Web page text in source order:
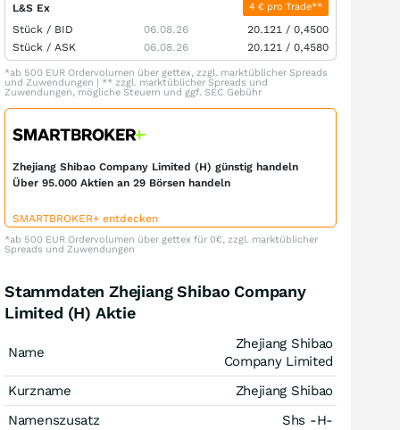
L&S Ex 4 € pro Trade**
Stück / BID 06.08.26 20.121 / 0,4500
Stück / ASK 06.08.26 20.121 / 0,4580
*ab 500 EUR Ordervolumen über gettex, zzgl. marktüblicher Spreads
und Zuwendungen | ** zzgl. marktüblicher Spreads und
Zuwendungen, mögliche Steuern und ggf. SEC Gebühr
Zhejiang Shibao Company Limited (H) günstig handeln
Über 95.000 Aktien an 29 Börsen handeln
SMARTBROKER+ entdecken
*ab 500 EUR Ordervolumen über gettex für 0€, zzgl. marktüblicher
Spreads und Zuwendungen
Stammdaten Zhejiang Shibao Company
Limited (H) Aktie
Name
Zhejiang Shibao
Company Limited
Kurzname
Zhejiang Shibao
Namenszusatz
Shs -H-